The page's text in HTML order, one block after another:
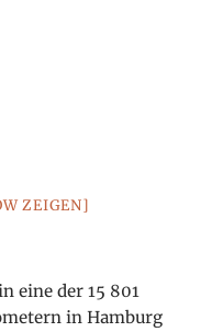
ZEIGEN]
eine der 15 801
in Hamburg